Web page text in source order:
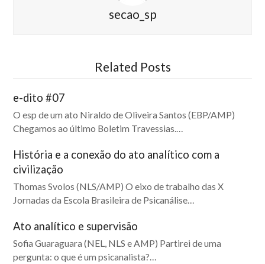
secao_sp
Related Posts
e-dito #07
O esp de um ato Niraldo de Oliveira Santos (EBP/AMP)
Chegamos ao último Boletim Travessias.…
História e a conexão do ato analítico com a
civilização
Thomas Svolos (NLS/AMP) O eixo de trabalho das X
Jornadas da Escola Brasileira de Psicanálise…
Ato analítico e supervisão
Sofia Guaraguara (NEL, NLS e AMP) Partirei de uma
pergunta: o que é um psicanalista?…